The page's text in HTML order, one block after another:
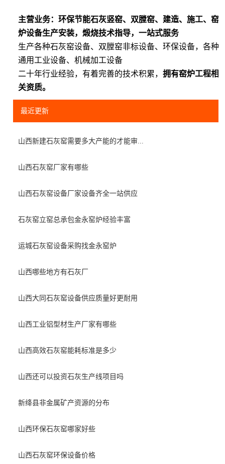
主营业务：环保节能石灰竖窑、双膛窑、建造、施工、窑
炉设备生产安装，煅烧技术指导，一站式服务
生产各种石灰窑设备、双膛窑非标设备、环保设备，各种
通用工业设备、机械加工设备
二十年行业经验，有着完善的技术积累，拥有窑炉工程相
关资质。
最近更新
山西新建石灰窑需要多大产能的才能审...
山西石灰窑厂家有哪些
山西石灰窑设备厂家设备齐全一站供应
石灰窑立窑总承包金永窑炉经验丰富
运城石灰窑设备采购找金永窑炉
山西哪些地方有石灰厂
山西大同石灰窑设备供应质量好更耐用
山西工业铝型材生产厂家有哪些
山西高效石灰窑能耗标准是多少
山西还可以投资石灰生产线项目吗
新绛县非金属矿产资源的分布
山西环保石灰窑哪家好些
山西石灰窑环保设备价格